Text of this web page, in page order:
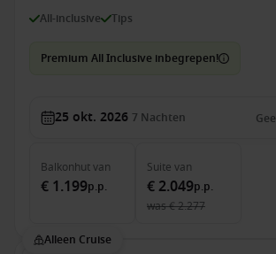
All-inclusive Tips
Premium All Inclusive inbegrepen!
25 okt. 2026 7 Nachten
Balkonhutvan
€ 1.199p.p.
Suite van
€ 2.049p.p.
was€ 2.277
Alleen Cruise